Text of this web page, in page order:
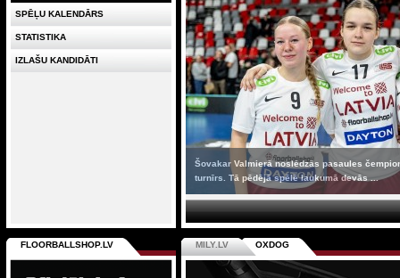
Šovakar Valmierā noslēdzās pasaules
turnīrs. Tā pēdējā spēlē laukumā devās ...
MILY.LV OXDOG
SPĒĻU KALENDĀRS
STATISTIKA
IZLAŠU KANDIDĀTI
FLOORBALLSHOP.LV